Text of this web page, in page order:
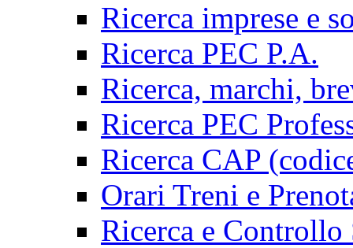
Ricerca imprese e
Ricerca PEC P.A.
Ricerca, marchi,
Ricerca PEC
Ricerca CAP
Orari Treni e
Ricerca e